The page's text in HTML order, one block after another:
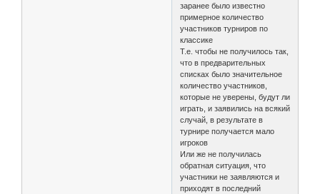
заранее было известно
примерное количество
участников турниров по
классике
Т.е. чтобы не получилось так,
что в предварительных
списках было значительное
количество участников,
которые не уверены, будут ли
играть, и заявились на всякий
случай, в результате в
турнире получается мало
игроков
Или же не получилась
обратная ситуация, что
участники не заявляются и
приходят в последний